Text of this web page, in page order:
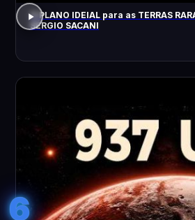
O PLANO IDEIAL para as TERRAS
SÉRGIO SACANI
6